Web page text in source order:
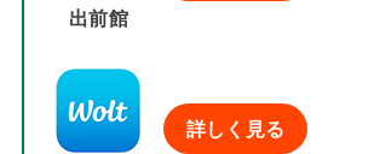
出前館
詳しく見る